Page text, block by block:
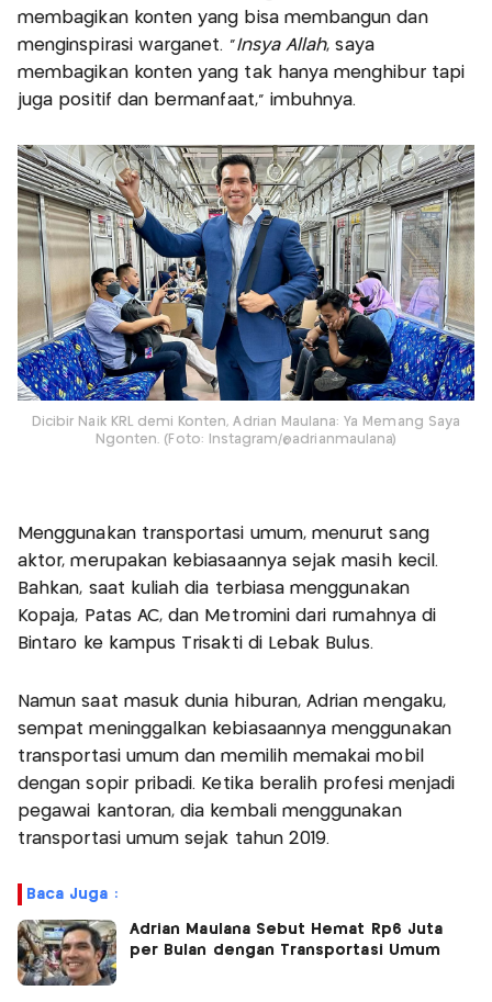
membagikan konten yang bisa membangun dan
menginspirasi warganet. “Insya Allah, saya
membagikan konten yang tak hanya menghibur tapi
juga positif dan bermanfaat,” imbuhnya.
Dicibir Naik KRL demi Konten, Adrian Maulana: Ya Memang Saya
Ngonten. (Foto: Instagram/@adrianmaulana)
Menggunakan transportasi umum, menurut sang
aktor, merupakan kebiasaannya sejak masih kecil.
Bahkan, saat kuliah dia terbiasa menggunakan
Kopaja, Patas AC, dan Metromini dari rumahnya di
Bintaro ke kampus Trisakti di Lebak Bulus.
Namun saat masuk dunia hiburan, Adrian mengaku,
sempat meninggalkan kebiasaannya menggunakan
transportasi umum dan memilih memakai mobil
dengan sopir pribadi. Ketika beralih profesi menjadi
pegawai kantoran, dia kembali menggunakan
transportasi umum sejak tahun 2019.
Baca Juga :
Adrian Maulana Sebut Hemat Rp6 Juta
per Bulan dengan Transportasi Umum